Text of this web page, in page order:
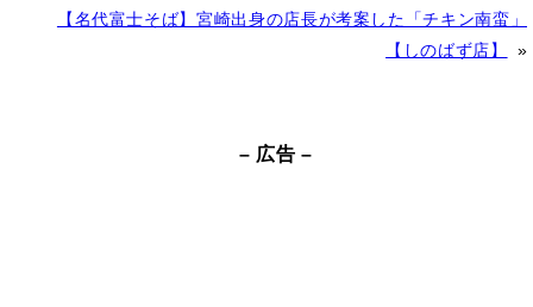
【名代富士そば】宮崎出身の店長が考案した「チキン南蛮」
【しのばず店】
»
– 広告 –